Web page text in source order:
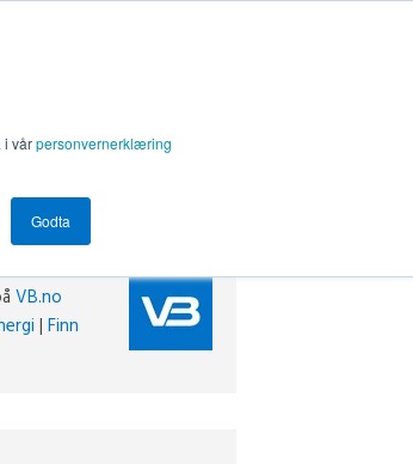
i vårpersonvernerklæring
Godta
VB.no
| Finn